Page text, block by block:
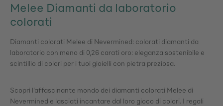
Melee Diamanti da laboratorio
colorati
Diamanti colorati Melee di Nevermined: colorati diamanti da
laboratorio con meno di 0,26 carati oro: eleganza sostenibile e
scintillio di colori per i tuoi gioielli con pietra preziosa.
Scopri l’affascinante mondo dei diamanti colorati Melee di
Nevermined e lasciati incantare dal loro gioco di colori. I regali